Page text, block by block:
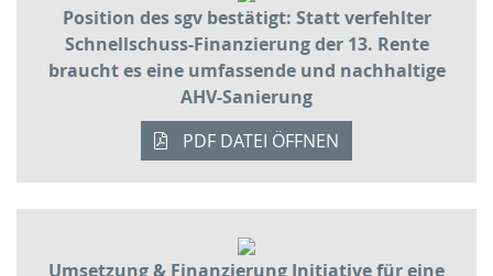
Position des sgv bestätigt: Statt verfehlter
Schnellschuss-Finanzierung der 13. Rente
braucht es eine umfassende und nachhaltige
AHV-Sanierung
PDF DATEI ÖFFNEN
Umsetzung & Finanzierung Initiative für eine